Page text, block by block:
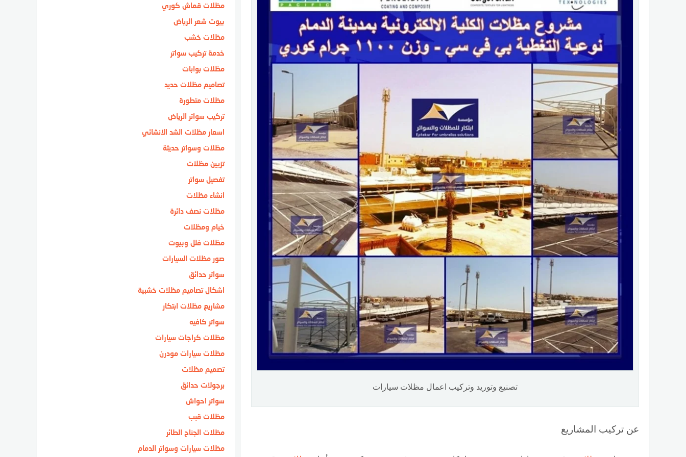
تصنيع وتوريد وتركيب اعمال مظلات سيارات
عن تركيب المشاريع
مظلات قماش كوري
بيوت شعر الرياض
مظلات خشب
خدمة تركيب سواتر
مظلات بوابات
تصاميم مظلات حديد
مظلات متطورة
تركيب سواتر الرياض
اسعار مظلات الشد الانشائي
مظلات وسواتر حديثة
تزيين مظلات
تفصيل سواتر
انشاء مظلات
مظلات نصف دائرة
خيام ومظلات
مظلات فلل وبيوت
صور مظلات السيارات
سواتر حدائق
اشكال تصاميم مظلات خشبية
مشاريع مظلات ابتكار
سواتر كافيه
مظلات كراجات سيارات
مظلات سيارات مودرن
تصميم مظلات
برجولات حدائق
سواتر احواش
مظلات قبب
مظلات الجناح الطائر
مظلات سيارات وسواتر الدمام